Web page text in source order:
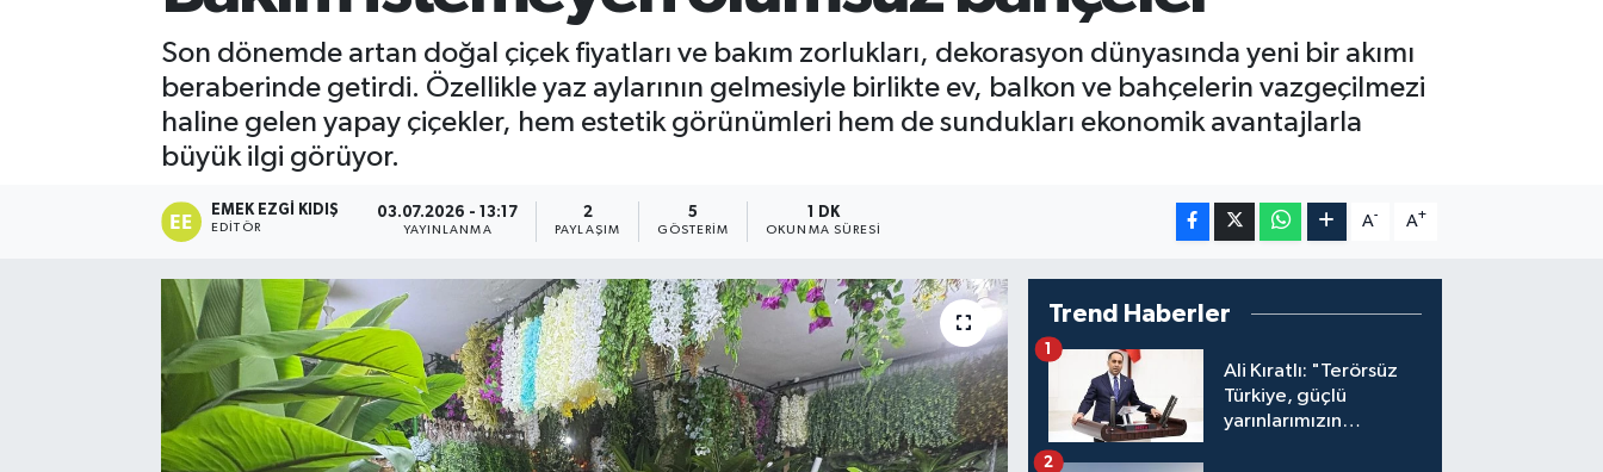
Son dönemde artan doğal çiçek fiyatları ve bakım zorlukları, dekorasyon dünyasında yeni bir akımı
beraberinde getirdi. Özellikle yaz aylarının gelmesiyle birlikte ev, balkon ve bahçelerin vazgeçilmezi
haline gelen yapay çiçekler, hem estetik görünümleri hem de sundukları ekonomik avantajlarla
büyük ilgi görüyor.
EMEK EZGI KIDIŞ
EDITÖR
03.07.2026 - 13:17
YAYINLANMA
2
PAYLAŞIM
5
GÖSTERIM
1 DK
OKUNMA SÜRESI
A- A+
Trend Haberler
Ali Kıratlı: "Terörsüz
Türkiye, güçlü
yarınlarımızın
1
2
Tüm Manşetler
Son Dakika Haberleri
Haber Arşivi